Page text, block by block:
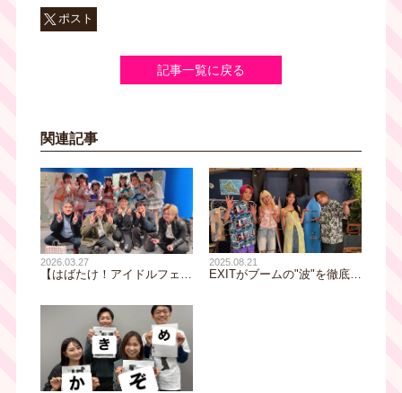
ポスト
記事一覧に戻る
関連記事
2026.03.27
【はばたけ！アイドルフェ
快でかわいい「おちゃメンタ
ル☆パーティー」のワンマン
ライブに行ってきました！
2025.08.21
EXITがブームの"波"を徹底解